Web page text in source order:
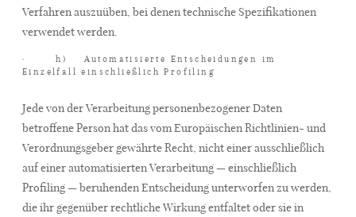
Verfahren auszuüben, bei denen technische Spezifikationen
verwendet werden.
· h) Automatisierte Entscheidungen im
Einzelfall einschließlich Profiling
Jede von der Verarbeitung personenbezogener Daten
betroffene Person hat das vom Europäischen Richtlinien- und
Verordnungsgeber gewährte Recht, nicht einer ausschließlich
auf einer automatisierten Verarbeitung — einschließlich
Profiling — beruhenden Entscheidung unterworfen zu werden,
die ihr gegenüber rechtliche Wirkung entfaltet oder sie in